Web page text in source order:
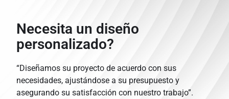
Necesita un diseño
personalizado?
“Diseñamos su proyecto de acuerdo con sus
necesidades, ajustándose a su presupuesto y
asegurando su satisfacción con nuestro trabajo”.